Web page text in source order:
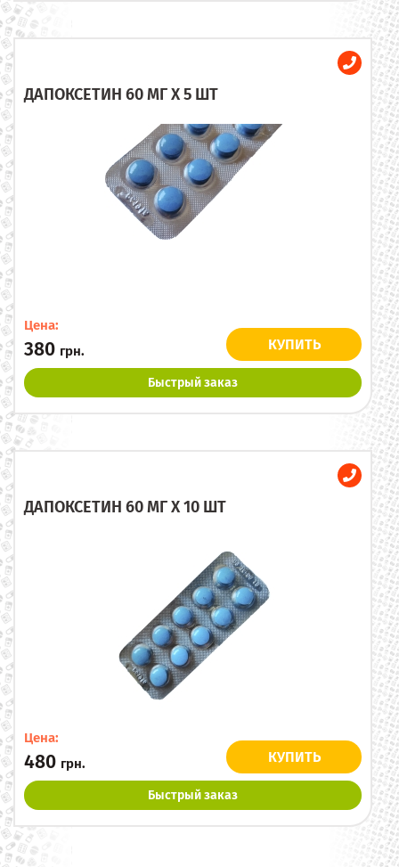
ДАПОКСЕТИН 60 МГ X 5 ШТ
Цена:
380 грн. КУПИТЬ
Быстрый заказ
ДАПОКСЕТИН 60 МГ X 10 ШТ
Цена:
480 грн. КУПИТЬ
Быстрый заказ